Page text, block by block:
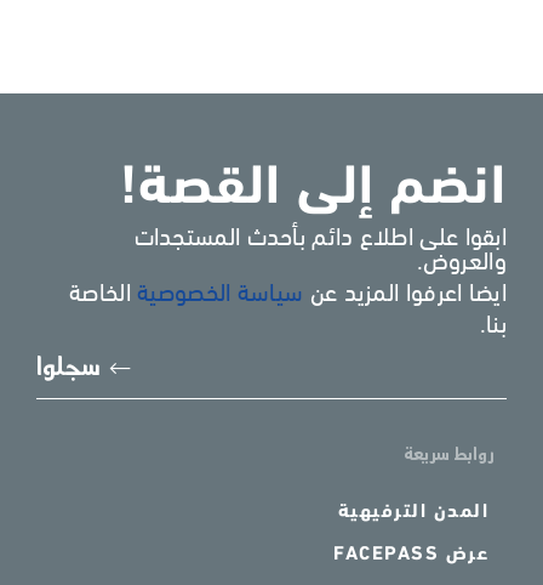
انضم إلى القصة!
ابقوا على اطلاع دائم بأحدث المستجدات
والعروض.
ايضا اعرفوا المزيد عن سياسة الخصوصية الخاصة
بنا.
سجلوا
روابط سريعة
المدن الترفيهية
عرض FACEPASS